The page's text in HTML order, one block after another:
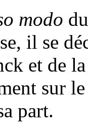
modo
il se
et de
sur
part.